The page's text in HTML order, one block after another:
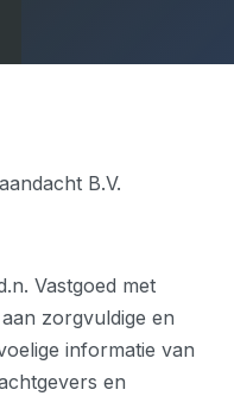
B.V.
Vastgoed met
zorgvuldige en
informatie van
en